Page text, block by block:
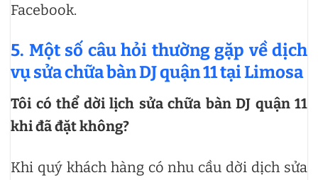
Facebook.
5. Một số câu hỏi thường gặp về dịch
vụ sửa chữa bàn DJ quận 11 tại Limosa
Tôi có thể dời lịch sửa chữa bàn DJ quận 11
khi đã đặt không?
Khi quý khách hàng có nhu cầu dời dịch sửa